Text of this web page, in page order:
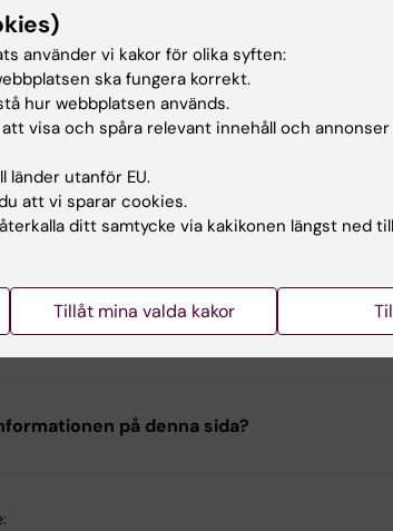
fungerar som avsett och vid behov
skydd som brandväggar, antivirus,
fungerar
och att de efterlevs
och ta lärdom
och föreslå förbättringar
och förbättringsområden
på denna sida?
använder vi kakor för olika syften:
ska fungera korrekt.
hur webbplatsen används.
visa och spåra relevant innehåll och
länder utanför EU.
att vi sparar cookies.
ditt samtycke via kakikonen längst ned
Tillåt mina valda kakor